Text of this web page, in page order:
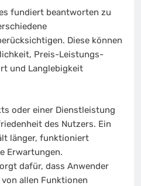
fundiert beantworten zu
Diese können
Preis-Leistungs-
und Langlebigkeit
oder einer Dienstleistung
des Nutzers. Ein
länger, funktioniert
Erwartungen.
dafür, dass Anwender
allen Funktionen